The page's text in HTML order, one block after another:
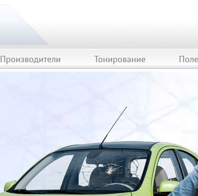
Производители Тонирование